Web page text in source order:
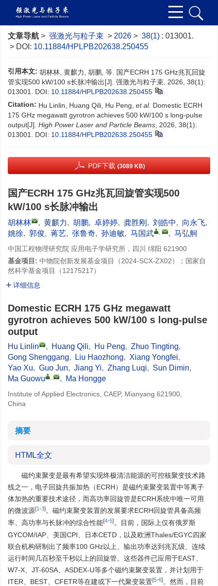
文章导航 > 强激光与粒子束 > 2026 > 38(1) : 013001.
> DOI: 10.11884/HPLPB202638.250455
引用本文: 胡林林, 黄麒力, 胡鹏, 等. 国产ECRH 175 GHz兆瓦回旋
管实现500 kW/100 s长脉冲输出[J]. 强激光与粒子束, 2026, 38(1):
013001. DOI: 10.11884/HPLPB202638.250455
Citation: Hu Linlin, Huang Qili, Hu Peng, et al. Domestic ECRH
175 GHz megawatt gyrotron achieves 500 kW/100 s long-pulse
output[J]. High Power Laser and Particle Beams , 2026, 38(1):
013001. DOI: 10.11884/HPLPB202638.250455
PDF下载 (3089 KB)
国产ECRH 175 GHz兆瓦回旋管实现500
kW/100 s长脉冲输出
胡林林 , 黄麒力, 胡鹏, 卓婷婷, 龚胜刚 , 刘皓中, 向永飞,
姚徐, 郭俊, 蒋艺, 张鲁奇, 孙迪敏, 马国武 , , 马弘舸
中国工程物理研究院 应用电子学研究所，四川 绵阳 621900
基金项目: 中物院创新发展基金项目（2024-SCX-ZX02）；国家自
然科学基金项目（12175217）
详细信息
Domestic ECRH 175 GHz megawatt
gyrotron achieves 500 kW/100 s long-pulse
output
Hu Linlin , Huang Qili, Hu Peng, Zhuo Tingting,
Gong Shenggang, Liu Haozhong, Xiang Yongfei,
Yao Xu, Guo Jun, Jiang Yi, Zhang Luqi, Sun Dimin,
Ma Guowu
, , Ma Hongge
Institute of Applied Electronics, CAEP, Mianyang 621900,
China
摘要
HTML全文
磁约束聚变是最有希望实现终极清洁能源的可控核聚变技术路
线之一，电子回旋共振加热（ECRH）是磁约束聚变装置中等离子
体加热的重要技术途径，而高功率回旋管是ECRH系统中唯一可用
的微波源[1-3]。磁约束聚变装置的发展要求ECRH回旋管具备高频
率、高功率与长脉冲的综合性能[4-5]。目前，国际上仅有俄罗斯
GYCOM/IAP、美国CPI、日本CETD，以及欧洲Thales/EGYC四家
联合机构研制出了频率100 GHz以上、输出功率达到兆瓦级、连续
运行时间几百秒至千秒以上的回旋管。这些器件已应用于EAST、
W7-X、JT-60SA、ASDEX-U等多个磁约束聚变装置，并计划用于
ITER、BEST、CFETR等在建或下一代聚变装置[5-6]。然而，目前